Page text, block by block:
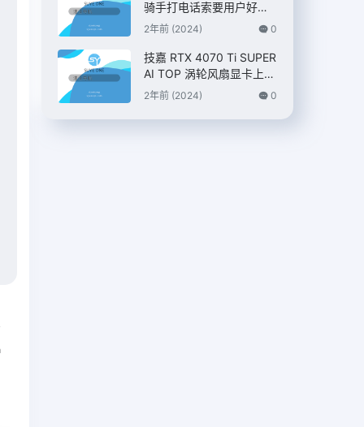
骑手打电话索要用户好
评，“平台考核”、“高温补
2年前 (2024) 0
技嘉 RTX 4070 Ti SUPER
AI TOP 涡轮风扇显卡上
市，7399 元
2年前 (2024) 0